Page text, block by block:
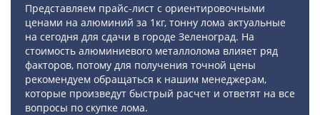
Представляем прайс-лист с ориентировочными
ценами на алюминий за 1кг, тонну лома актуальные
на сегодня для сдачи в городе Зеленоград. На
стоимость алюминиевого металлолома влияет ряд
факторов, потому для получения точной цены
рекомендуем обращаться к нашим менеджерам,
которые произведут быстрый расчет и ответят на все
вопросы по скупке лома.